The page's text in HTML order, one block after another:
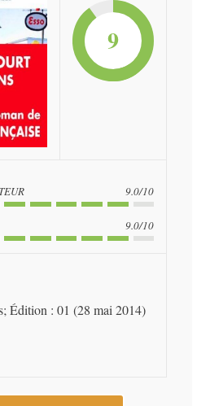
9
9.0/10
9.0/10
Édition : 01 (28 mai 2014)